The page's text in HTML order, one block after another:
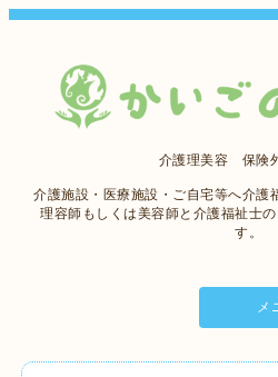
介護理美容 保険
介護施設・医療施設・ご自宅等へ介護
理容師もしくは美容師と介護福祉士
す。
メ